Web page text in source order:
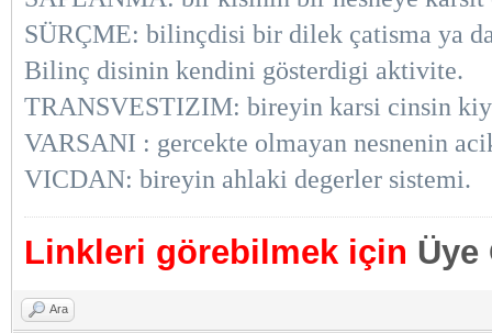
SÜRÇME: bilinçdisi bir dilek çatisma ya
Bilinç disinin kendini gösterdigi aktivite.
TRANSVESTIZIM: bireyin karsi cinsin
VARSANI : gercekte olmayan nesnenin
VICDAN: bireyin ahlaki degerler sistemi.
Linkleri görebilmek için Üye
Ara